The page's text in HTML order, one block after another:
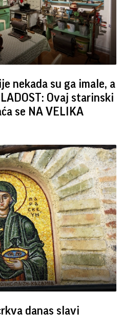
nekada su ga imale, a
Ovaj starinski
se NA VELIKA
danas slavi